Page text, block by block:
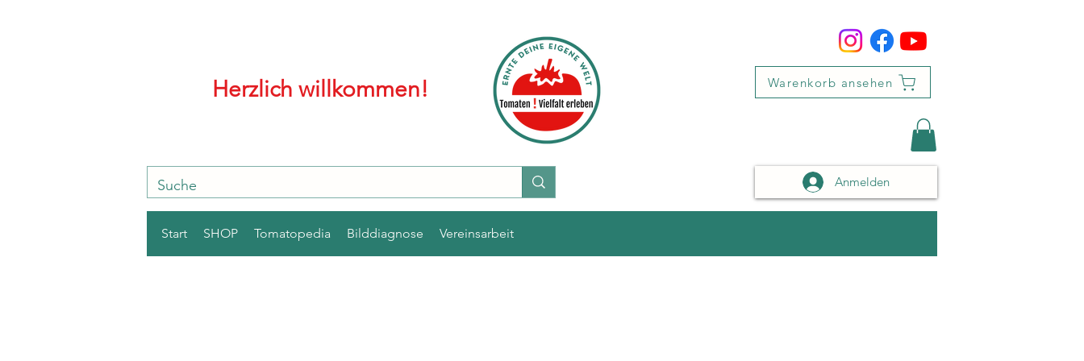
Herzlich willkommen! Warenkorb ansehen
Anmelden
Start SHOP Tomatopedia Bilddiagnose Vereinsarbeit